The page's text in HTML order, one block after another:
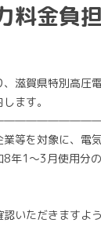
料金負
滋賀県特別高圧
ます。
等を対象に、電
年1～3月使用分
いただきますよ